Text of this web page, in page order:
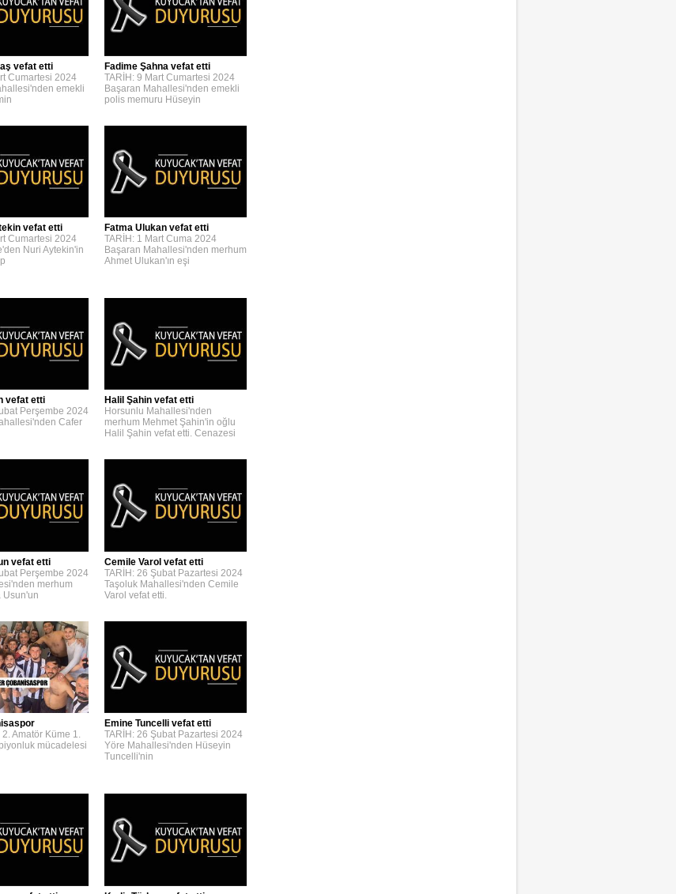
vefat etti
Cumartesi 2024
emekli
Fadime Şahna vefat etti
TARİH: 9 Mart Cumartesi 2024
Başaran Mahallesi'nden emekli
polis memuru Hüseyin
vefat etti
Cumartesi 2024
Nuri Aytekin'in
Fatma Ulukan vefat etti
TARİH: 1 Mart Cuma 2024
Başaran Mahallesi'nden merhum
Ahmet Ulukan'ın eşi
vefat etti
Perşembe 2024
Cafer
Halil Şahin vefat etti
Horsunlu Mahallesi'nden
merhum Mehmet Şahin'in oğlu
Halil Şahin vefat etti. Cenazesi
vefat etti
Perşembe 2024
merhum
Usun'un
Cemile Varol vefat etti
TARİH: 26 Şubat Pazartesi 2024
Taşoluk Mahallesi'nden Cemile
Varol vefat etti.
2. Amatör Küme 1.
mücadelesi
Emine Tuncelli vefat etti
TARİH: 26 Şubat Pazartesi 2024
Yöre Mahallesi'nden Hüseyin
Tuncelli'nin